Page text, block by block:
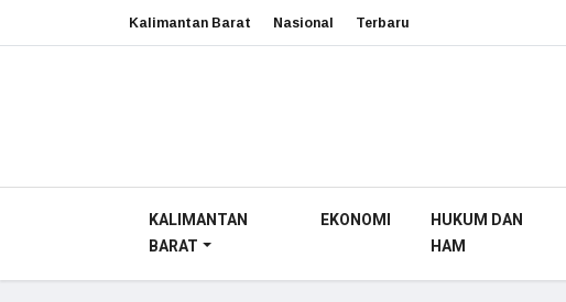
Kalimantan Barat Nasional Terbaru
KALIMANTAN
BARAT
EKONOMI
HUKUM DAN
HAM